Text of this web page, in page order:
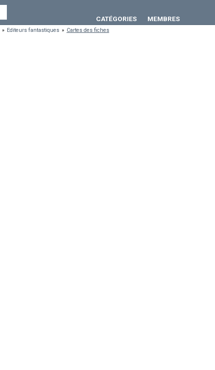
CATÉGORIES MEMBRES
» Editeurs fantastiques » Cartes des fiches